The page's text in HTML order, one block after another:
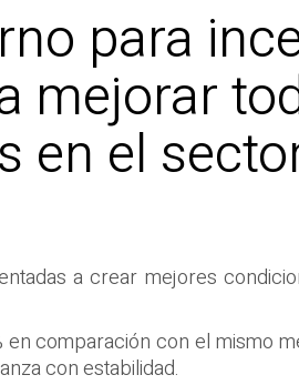
para
mejorar
en el
a crear mejores
comparación con el mismo
con estabilidad.